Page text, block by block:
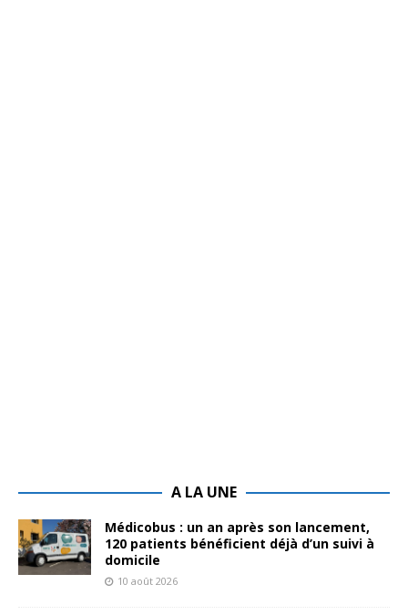
A LA UNE
Médicobus : un an après son lancement,
120 patients bénéficient déjà d’un suivi à
domicile
10 août 2026